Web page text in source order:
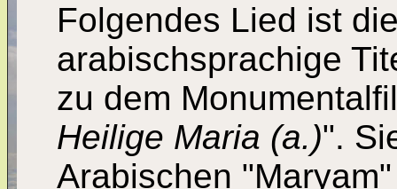
Folgendes Lied ist
arabischsprachige
zu dem
Heilige Maria (a.)".
Arabischen